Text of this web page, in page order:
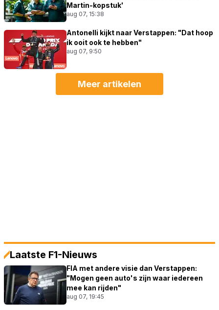
Martin-kopstuk'
aug 07, 15:38
Antonelli kijkt naar Verstappen: "Dat hoop
ik ooit ook te hebben"
aug 07, 9:50
Meer artikelen
Laatste F1-Nieuws
FIA met andere visie dan Verstappen:
"Mogen geen auto's zijn waar iedereen
mee kan rijden"
aug 07, 19:45